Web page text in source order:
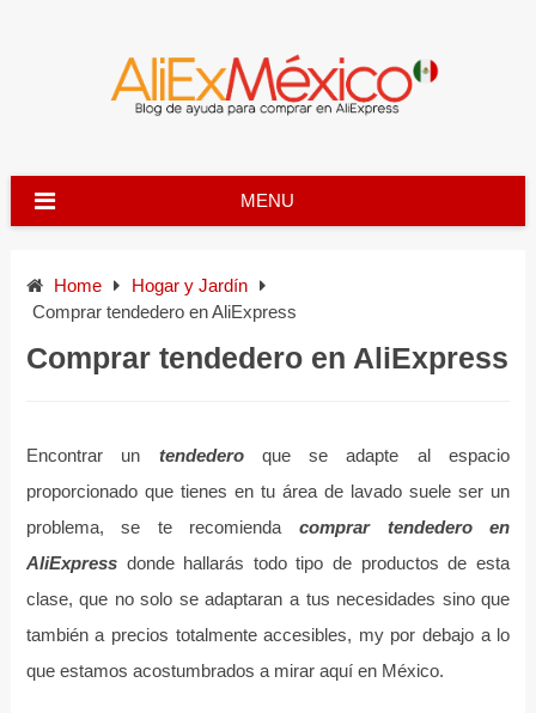
MENU
Home
Hogar y Jardín
Comprar tendedero en AliExpress
Comprar tendedero en AliExpress
Encontrar un tendederoque se adapte al espacio
proporcionado que tienes en tu área de lavado suele ser un
problema, se te recomiendacomprar tendedero en
AliExpressdonde hallarás todo tipo de productos de esta
clase, que no solo se adaptaran a tus necesidades sino que
también a precios totalmente accesibles, my por debajo a lo
que estamos acostumbrados a mirar aquí en México.